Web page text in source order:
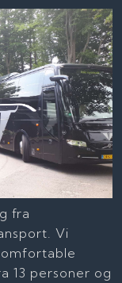
fra
Vi
13 personer og